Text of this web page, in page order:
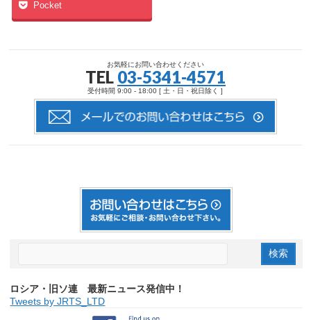
Pocket
お気軽にお問い合わせください
TEL 03-5341-4571
受付時間 9:00 - 18:00 [ 土・日・祝日除く ]
ロシア・旧ソ連 最新ニュース発信中！
Tweets by JRTS_LTD